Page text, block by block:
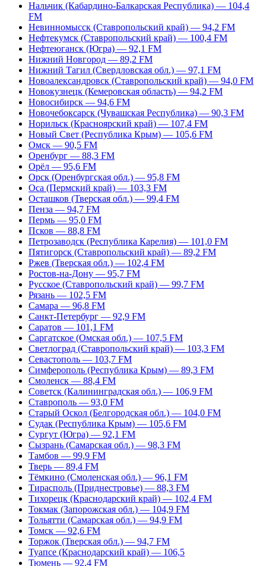
Нальчик (Кабардино-Балкарская Республика) — 104,4
FM
Невинномысск (Ставропольский край) — 94,2 FM
Нефтекумск (Ставропольский край) — 100,4 FM
Нефтеюганск (Югра) — 92,1 FM
Нижний Новгород — 89,2 FM
Нижний Тагил (Свердловская обл.) — 97,1 FM
Новоалександровск (Ставропольский край) — 94,0 FM
Новокузнецк (Кемеровская область) — 94,2 FM
Новосибирск — 94,6 FM
Новочебоксарск (Чувашская Республика) — 90,3 FM
Норильск (Красноярский край) — 107,4 FM
Новый Свет (Республика Крым) — 105,6 FM
Омск — 90,5 FM
Оренбург — 88,3 FM
Орёл — 95,6 FM
Орск (Оренбургская обл.) — 95,8 FM
Оса (Пермский край) — 103,3 FM
Осташков (Тверская обл.) — 99,4 FM
Пенза — 94,7 FM
Пермь — 95,0 FM
Псков — 88,8 FM
Петрозаводск (Республика Карелия) — 101,0 FM
Пятигорск (Ставропольский край) — 89,2 FM
Ржев (Тверская обл.) — 102,4 FM
Ростов-на-Дону — 95,7 FM
Русское (Ставропольский край) — 99,7 FM
Рязань — 102,5 FM
Самара — 96,8 FM
Санкт-Петербург — 92,9 FM
Саратов — 101,1 FM
Саргатское (Омская обл.) — 107,5 FM
Светлоград (Ставропольский край) — 103,3 FM
Севастополь — 103,7 FM
Симферополь (Республика Крым) — 89,3 FM
Смоленск — 88,4 FM
Советск (Калининградская обл.) — 106,9 FM
Ставрополь — 93,0 FM
Старый Оскол (Белгородская обл.) — 104,0 FM
Судак (Республика Крым) — 105,6 FM
Сургут (Югра) — 92,1 FM
Сызрань (Самарская обл.) — 98,3 FM
Тамбов — 99,9 FM
Тверь — 89,4 FM
Тёмкино (Смоленская обл.) — 96,1 FM
Тирасполь (Приднестровье) — 88,3 FM
Тихорецк (Краснодарский край) — 102,4 FM
Токмак (Запорожская обл.) — 104,9 FM
Тольятти (Самарская обл.) — 94,9 FM
Томск — 92,6 FM
Торжок (Тверская обл.) — 94,7 FM
Туапсе (Краснодарский край) — 106,5
Тюмень — 92,4 FM